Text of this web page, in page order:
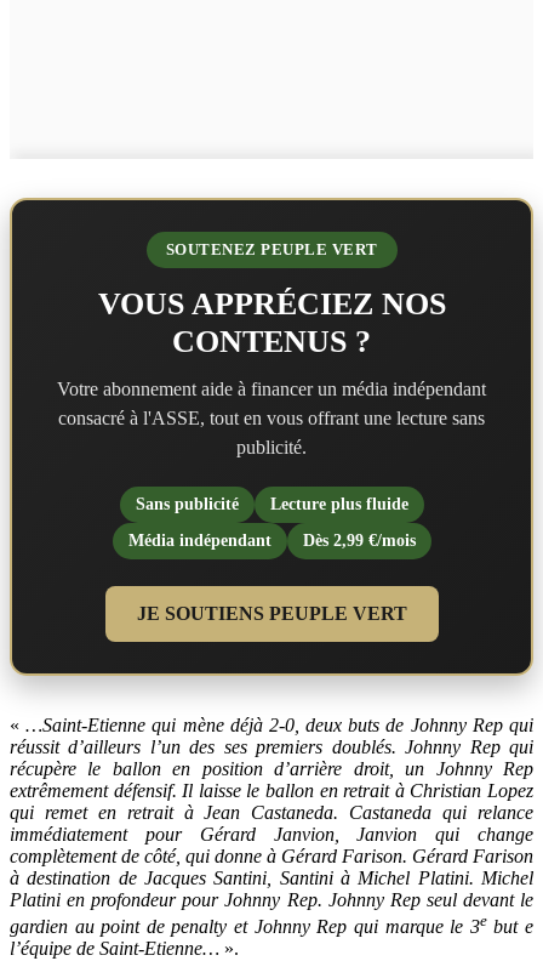
SOUTENEZ PEUPLE VERT
VOUS APPRÉCIEZ NOS
CONTENUS ?
Votre abonnement aide à financer un média indépendant
consacré à l'ASSE, tout en vous offrant une lecture sans
publicité.
Sans publicité
Lecture plus fluide
Média indépendant
Dès 2,99 €/mois
JE SOUTIENS PEUPLE VERT
«…Saint-Etienne qui mène déjà 2-0, deux buts de Johnny Rep qui
réussit d’ailleurs l’un des ses premiers doublés. Johnny Rep qui
récupère le ballon en position d’arrière droit, un Johnny Rep
extrêmement défensif. Il laisse le ballon en retrait à Christian Lopez
qui remet en retrait à Jean Castaneda. Castaneda qui relance
immédiatement pour Gérard Janvion, Janvion qui change
complètement de côté, qui donne à Gérard Farison. Gérard Farison
à destination de Jacques Santini, Santini à Michel Platini. Michel
Platini en profondeur pour Johnny Rep. Johnny Rep seul devant le
gardien au point de penalty et Johnny Rep qui marque le 3ebut e
l’équipe de Saint-Etienne… ».